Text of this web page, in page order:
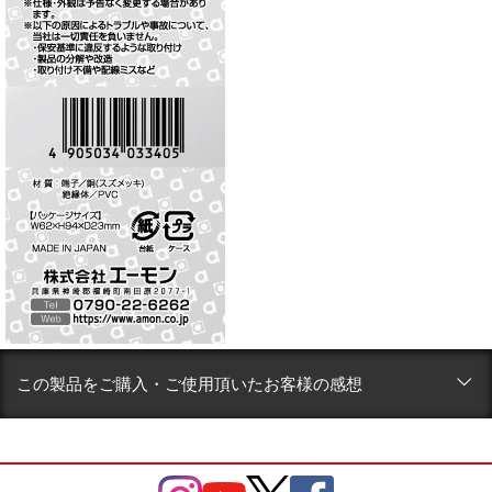
この製品をご購入・ご使用頂いたお客様の感想